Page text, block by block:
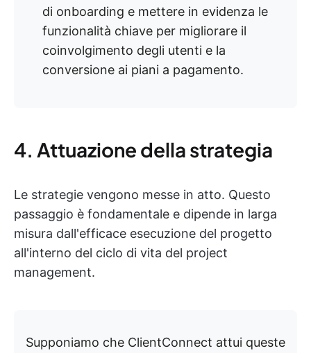
di onboarding e mettere in evidenza le
funzionalità chiave per migliorare il
coinvolgimento degli utenti e la
conversione ai piani a pagamento.
4. Attuazione della strategia
Le strategie vengono messe in atto. Questo
passaggio è fondamentale e dipende in larga
misura dall'efficace esecuzione del progetto
all'interno del ciclo di vita del project
management.
Supponiamo che ClientConnect attui queste